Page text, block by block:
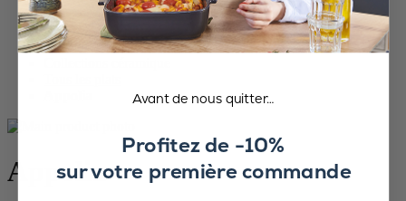
Accueil
Appolia
Avant de nous quitter…
Profitez de -10%
sur votre première commande